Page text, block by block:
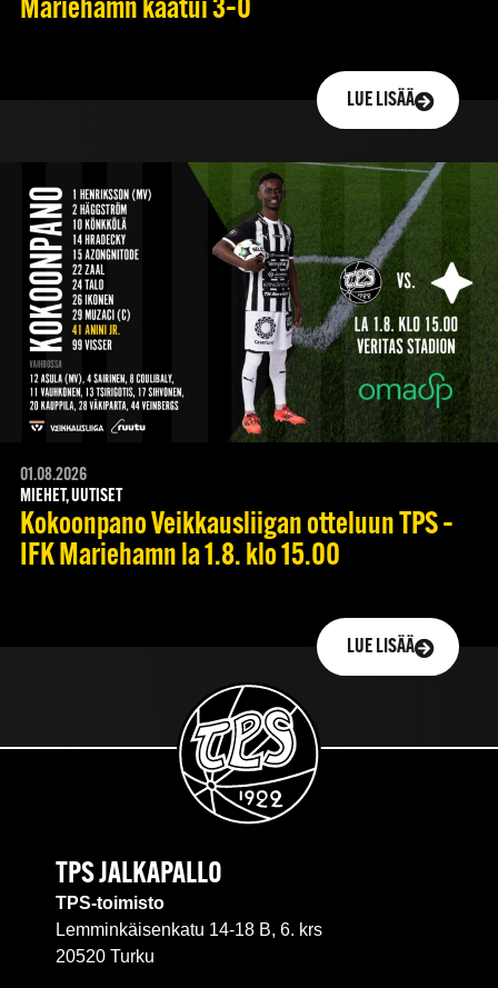
Mariehamn kaatui 3–0
LUE LISÄÄ
01.08.2026
MIEHET, UUTISET
Kokoonpano Veikkausliigan otteluun TPS –
IFK Mariehamn la 1.8. klo 15.00
LUE LISÄÄ
TPS JALKAPALLO
TPS-toimisto
Lemminkäisenkatu 14-18 B, 6. krs
20520 Turku